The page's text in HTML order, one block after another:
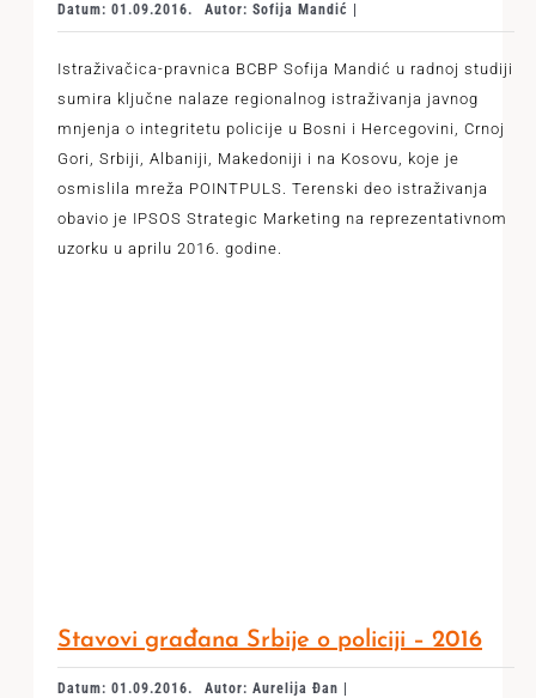
Datum: 01.09.2016. Autor: Sofija Mandić |
Istraživačica-pravnica BCBP Sofija Mandić u radnoj studiji
sumira ključne nalaze regionalnog istraživanja javnog
mnjenja o integritetu policije u Bosni i Hercegovini, Crnoj
Gori, Srbiji, Albaniji, Makedoniji i na Kosovu, koje je
osmislila mreža POINTPULS. Terenski deo istraživanja
obavio je IPSOS Strategic Marketing na reprezentativnom
uzorku u aprilu 2016. godine.
Stavovi građana Srbije o policiji – 2016
Datum: 01.09.2016. Autor: Aurelija Đan |